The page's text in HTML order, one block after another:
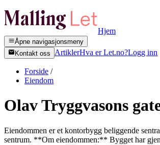
Hjem
Åpne navigasjonsmeny
Kontakt oss
ArtiklerHva er Let.no?Logg inn
Forside /
Eiendom
Olav Tryggvasons
Eiendommen er et kontorbygg beliggende
sentrum. **Om eiendommen:** Bygget har